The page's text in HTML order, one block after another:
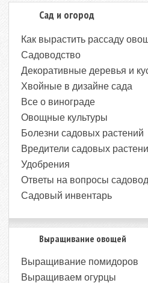
Сад и огород
Как вырастить рассаду
Садоводство
Декоративные деревья и
Хвойные в дизайне сада
Все о винограде
Овощные культуры
Болезни садовых растений
Вредители садовых
Удобрения
Ответы на вопросы
Садовый инвентарь
Выращивание овощей
Выращивание помидоров
Выращиваем огурцы